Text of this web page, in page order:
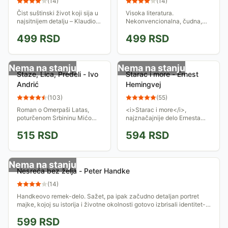
Čist suštinski život koji sija u
najsitnijem detalju – Klaudio
499 RSD
Visoka literatura.
Nekonvencionalna, čudna,
499 RSD
Nema na stanju
Staze, Lica, Predeli - Ivo
Andrić
(103)
Roman o Omerpaši Latas,
poturčenom Srbininu Mićo
u Carigradu dospeo do
515 RSD
Nema na stanju
Starac i more - Ernest
Hemingvej
(55)
<i>Starac i more</i>,
najznačajnije delo Ernesta
kubanskom ribaru tokom
na otvorenom moru, ali i...
594 RSD
Nema na stanju
Nesreća bez želja - Peter Handke
(14)
Handkeovo remek-delo. Sažet, pa ipak začudno detaljan portret
majke, kojoj su istorija i životne okolnosti gotovo izbrisali identitet-
599 RSD